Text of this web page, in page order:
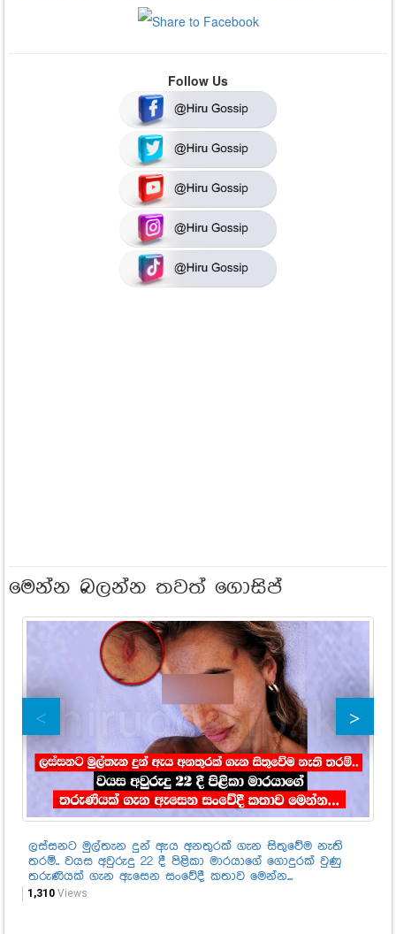
Follow Us
මෙන්න බලන්න තවත් ගොසිප්
ලස්සනට මුල්තැන දුන් ඇය අනතුරක් ගැන සිතුවේම නැති
තරම්.. වයස අවුරුදු 22 දී පිළිකා මාරයාගේ ගොදුරක් වුණු
තරුණියක් ගැන ඇසෙන සංවේදී කතාව මෙන්න...
1,310 Views